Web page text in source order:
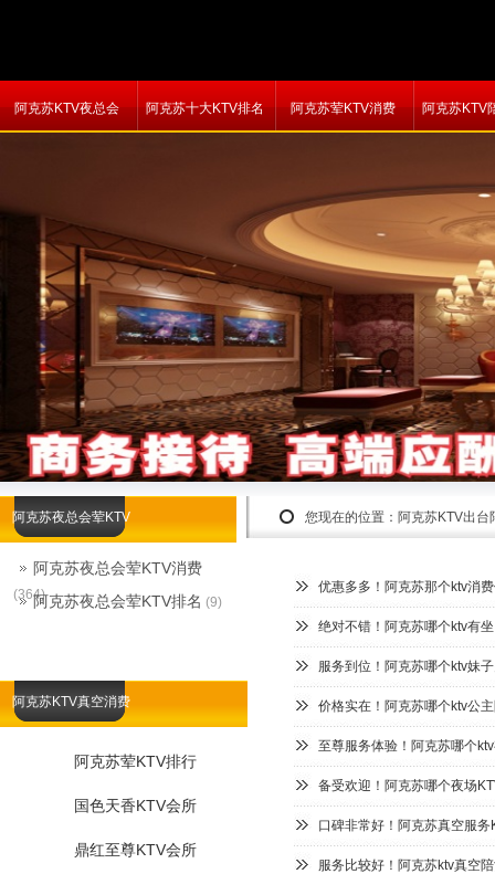
阿克苏KTV夜总会 阿克苏十大KTV排名 阿克苏荤KTV消费 阿克苏KTV
您现在的位置： 阿克苏KTV出台
阿克苏KTV真空消费
阿克苏荤KTV排行
国色天香KTV会所
鼎红至尊KTV会所
优惠多多！阿克苏那个ktv消
绝对不错！阿克苏哪个ktv有
服务到位！阿克苏哪个ktv妹
价格实在！阿克苏哪个ktv公
至尊服务体验！阿克苏哪个
备受欢迎！阿克苏哪个夜场
口碑非常好！阿克苏真空服
服务比较好！阿克苏ktv真空
阿克苏夜总会荤KTV
阿克苏夜总会荤KTV消费
(364)阿克苏夜总会荤KTV排名 (9)